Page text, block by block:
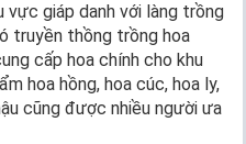
vực giáp danh với làng trồng
truyền thồng trồng hoa
cấp hoa chính cho khu
hoa hồng, hoa cúc, hoa ly,
cũng được nhiều người ưa